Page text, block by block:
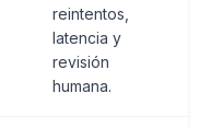
reintentos,
latencia y
revisión
humana.